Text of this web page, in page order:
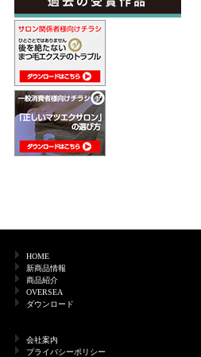
HOME
新商品情報
商品紹介
OVERSEA
ダウンロード
会社案内
プライバシーポリシー